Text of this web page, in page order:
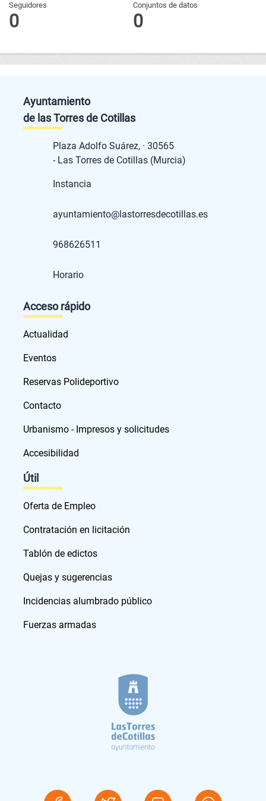
Seguidores
0
Conjuntos de datos
0
Ayuntamiento
de las Torres de Cotillas
Plaza Adolfo Suárez, · 30565
- Las Torres de Cotillas (Murcia)
Instancia
ayuntamiento@lastorresdecotillas.es
968626511
Horario
Acceso rápido
Actualidad
Eventos
Reservas Polideportivo
Contacto
Urbanismo - Impresos y solicitudes
Accesibilidad
Útil
Oferta de Empleo
Contratación en licitación
Tablón de edictos
Quejas y sugerencias
Incidencias alumbrado público
Fuerzas armadas